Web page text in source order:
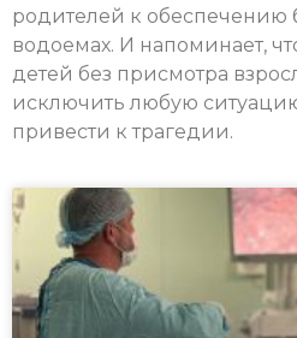
родителей к обеспечению
водоемах. И напоминает,
детей без присмотра
исключить любую
привести к трагедии.